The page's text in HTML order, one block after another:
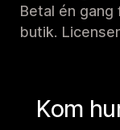
Betal én
butik.
Kom